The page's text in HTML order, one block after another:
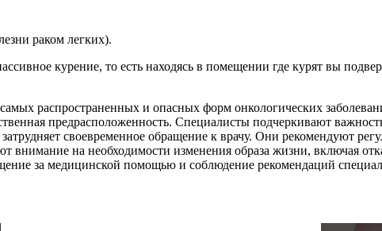
раком легких).
курение, то есть находясь в помещении где курят вы
распространенных и опасных форм онкологических
предрасположенность. Специалисты подчеркивают
своевременное обращение к врачу. Они рекомендуют
внимание на необходимости изменения образа жизни, включая
за медицинской помощью и соблюдение рекомендаций